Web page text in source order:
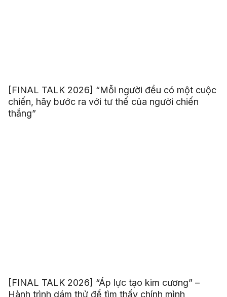
[FINAL TALK 2026] “Mỗi người đều có một cuộc
chiến, hãy bước ra với tư thế của người chiến
thắng”
[FINAL TALK 2026] “Áp lực tạo kim cương” –
Hành trình dám thử để tìm thấy chính mình